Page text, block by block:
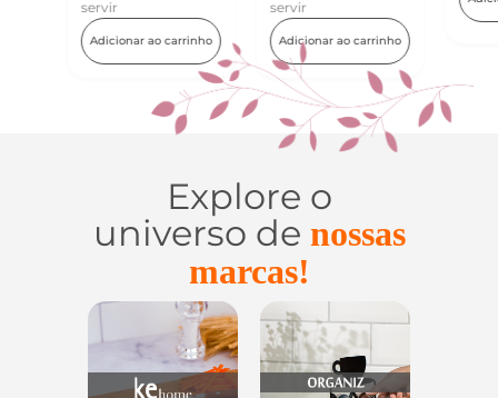
servir
Adicionar ao carrinho
Explore o
universo de nossas
marcas!
Lar
Casa e
Organização
Utilidades de